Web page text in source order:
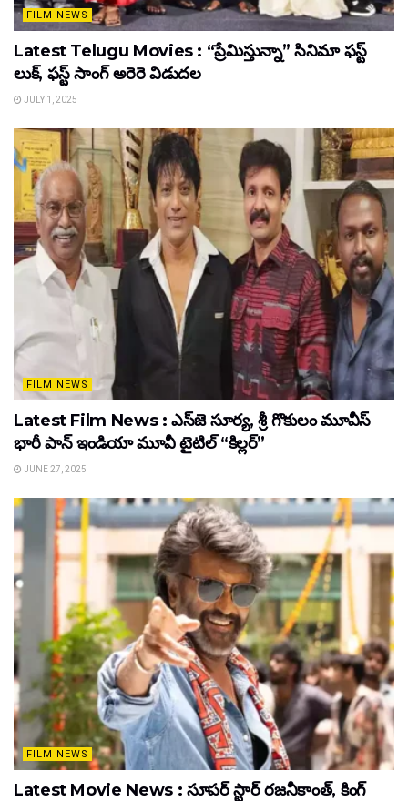
FILM NEWS
Latest Telugu Movies : “ప్రేమిస్తున్నా” సినిమా ఫస్ట్
లుక్, ఫస్ట్ సాంగ్ అరెరె విడుదల
JULY 1, 2025
FILM NEWS
Latest Film News : ఎస్‌జె సూర్య, శ్రీ గొకులం మూవీస్‌
భారీ పాన్‌ ఇండియా మూవీ టైటిల్ “కిల్లర్”
JUNE 27, 2025
FILM NEWS
Latest Movie News : సూపర్ స్టార్ రజనీకాంత్, కింగ్